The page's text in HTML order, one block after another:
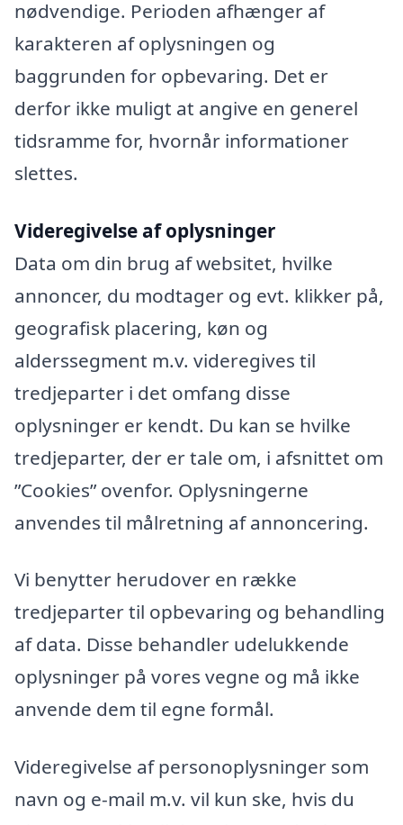
nødvendige. Perioden afhænger af
karakteren af oplysningen og
baggrunden for opbevaring. Det er
derfor ikke muligt at angive en generel
tidsramme for, hvornår informationer
slettes.
Videregivelse af oplysninger
Data om din brug af websitet, hvilke
annoncer, du modtager og evt. klikker på,
geografisk placering, køn og
alderssegment m.v. videregives til
tredjeparter i det omfang disse
oplysninger er kendt. Du kan se hvilke
tredjeparter, der er tale om, i afsnittet om
”Cookies” ovenfor. Oplysningerne
anvendes til målretning af annoncering.
Vi benytter herudover en række
tredjeparter til opbevaring og behandling
af data. Disse behandler udelukkende
oplysninger på vores vegne og må ikke
anvende dem til egne formål.
Videregivelse af personoplysninger som
navn og e-mail m.v. vil kun ske, hvis du